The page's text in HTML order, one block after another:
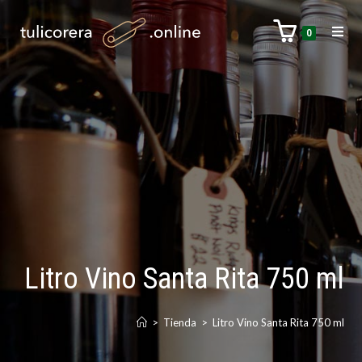
0
Litro Vino Santa Rita 750 ml
> Tienda > Litro Vino Santa Rita 750 ml